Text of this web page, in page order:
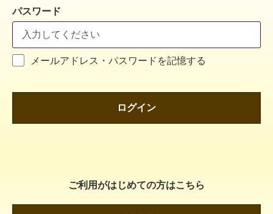
パスワード
メールアドレス・パスワードを記憶する
ログイン
ご利用がはじめての方はこちら